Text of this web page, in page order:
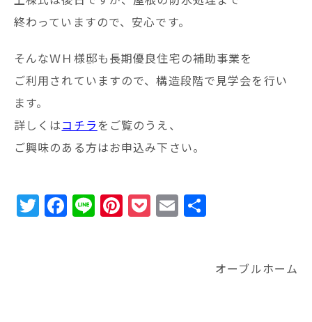
終わっていますので、安心です。
そんなＷＨ様邸も長期優良住宅の補助事業を
ご利用されていますので、構造段階で見学会を行い
ます。
詳しくはコチラ をご覧のうえ、
ご興味のある方はお申込み下さい。
T
w
F
a
Li
n
Pi
n
P
o
E
m
オーブルホーム